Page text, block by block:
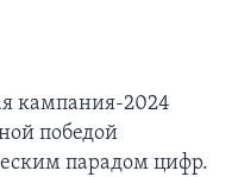
кампания-2024
победой
парадом цифр.